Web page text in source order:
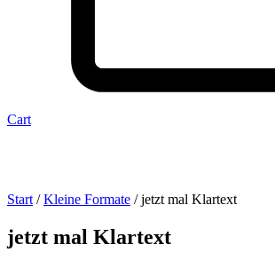
Cart
Start /Kleine Formate / jetzt mal Klartext
jetzt mal Klartext